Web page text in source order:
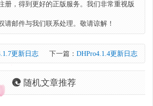
册，得到更好的正版服务。我们非常重视版
请邮件与我们联系处理。敬请谅解！
更新日志 下一篇： DHPro4.1.4更新日志
随机文章推荐